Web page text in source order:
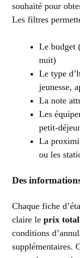
souhaité pour
Les filtres
Le budget
nuit)
Le type
jeunesse,
La note
Les
petit-
La
ou les
Des
Chaque fiche
claire le prix
conditions
supplémentaires.